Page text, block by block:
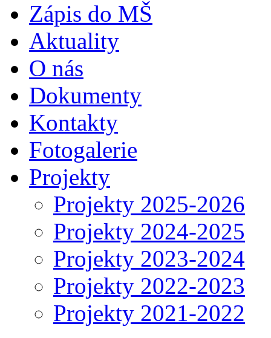
Zápis do MŠ
Aktuality
O nás
Dokumenty
Kontakty
Fotogalerie
Projekty
Projekty 2025-2026
Projekty 2024-2025
Projekty 2023-2024
Projekty 2022-2023
Projekty 2021-2022